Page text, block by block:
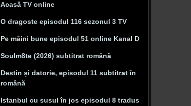
Acasă TV online
O dragoste episodul 116 sezonul 3 TV
Pe mâini bune episodul 51 online Kanal D
Soulm8te (2026) subtitrat română
Destin și datorie, episodul 11 subtitrat în
română
Istanbul cu susul în jos episodul 8 tradus